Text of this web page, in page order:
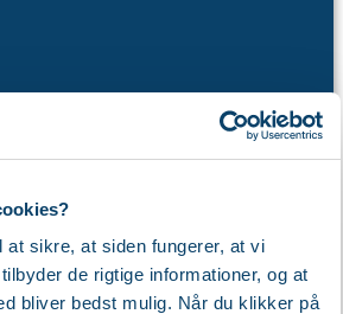
at sikre, at siden fungerer, at vi
de rigtige informationer, og at
bliver bedst mulig. Når du klikker på